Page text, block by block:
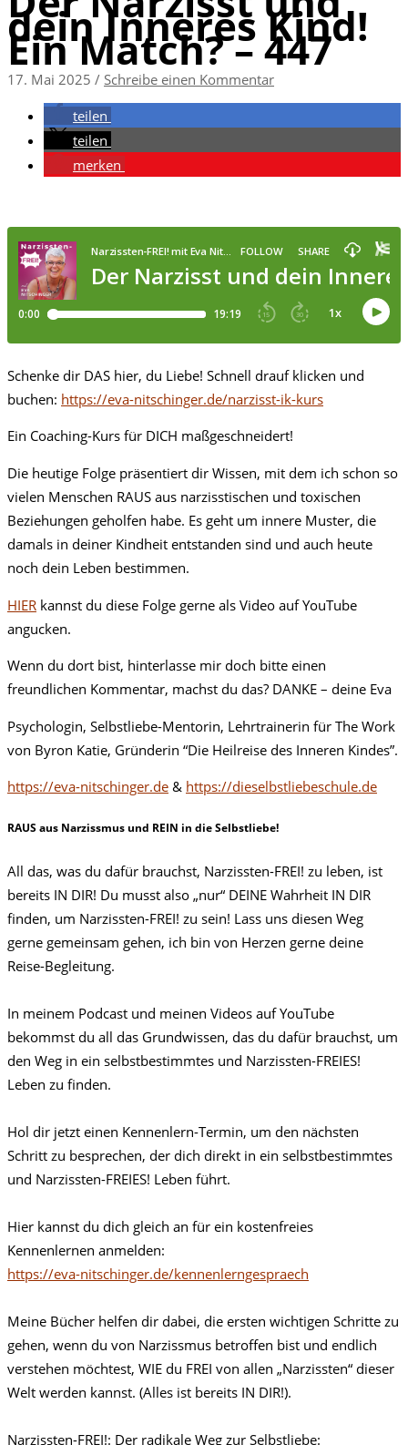
dein Inneres Kind!
Ein Match? – 447
17. Mai 2025 / Schreibe einen Kommentar
teilen
teilen
merken
Schenke dir DAS hier, du Liebe! Schnell drauf klicken und
buchen: https://eva-nitschinger.de/narzisst-ik-kurs
Ein Coaching-Kurs für DICH maßgeschneidert!
Die heutige Folge präsentiert dir Wissen, mit dem ich schon so
vielen Menschen RAUS aus narzisstischen und toxischen
Beziehungen geholfen habe. Es geht um innere Muster, die
damals in deiner Kindheit entstanden sind und auch heute
noch dein Leben bestimmen.
HIER kannst du diese Folge gerne als Video auf YouTube
angucken.
Wenn du dort bist, hinterlasse mir doch bitte einen
freundlichen Kommentar, machst du das? DANKE – deine Eva
Psychologin, Selbstliebe-Mentorin, Lehrtrainerin für The Work
von Byron Katie, Gründerin “Die Heilreise des Inneren Kindes”.
https://eva-nitschinger.de & https://dieselbstliebeschule.de
RAUS aus Narzissmus und REIN in die Selbstliebe!
All das, was du dafür brauchst, Narzissten-FREI! zu leben, ist
bereits IN DIR! Du musst also „nur“ DEINE Wahrheit IN DIR
finden, um Narzissten-FREI! zu sein! Lass uns diesen Weg
gerne gemeinsam gehen, ich bin von Herzen gerne deine
Reise-Begleitung.
In meinem Podcast und meinen Videos auf YouTube
bekommst du all das Grundwissen, das du dafür brauchst, um
den Weg in ein selbstbestimmtes und Narzissten-FREIES!
Leben zu finden.
Hol dir jetzt einen Kennenlern-Termin, um den nächsten
Schritt zu besprechen, der dich direkt in ein selbstbestimmtes
und Narzissten-FREIES! Leben führt.
Hier kannst du dich gleich an für ein kostenfreies
Kennenlernen anmelden:
https://eva-nitschinger.de/kennenlerngespraech
Meine Bücher helfen dir dabei, die ersten wichtigen Schritte zu
gehen, wenn du von Narzissmus betroffen bist und endlich
verstehen möchtest, WIE du FREI von allen „Narzissten“ dieser
Welt werden kannst. (Alles ist bereits IN DIR!).
Narzissten-FREI!: Der radikale Weg zur Selbstliebe: